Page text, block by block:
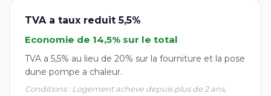
TVA a taux reduit 5,5%
Economie de 14,5% sur le total
TVA a 5,5% au lieu de 20% sur la fourniture et la pose
dune pompe a chaleur.
Conditions : Logement acheve depuis plus de 2 ans,